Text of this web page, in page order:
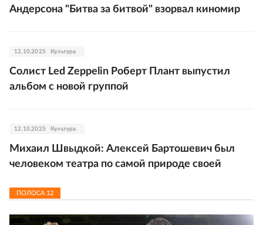
Андерсона "Битва за битвой" взорвал киномир
12.10.2025 Культура
Солист Led Zeppelin Роберт Плант выпустил
альбом с новой группой
12.10.2025 Культура
Михаил Швыдкой: Алексей Бартошевич был
человеком театра по самой природе своей
ПОЛОСА 12